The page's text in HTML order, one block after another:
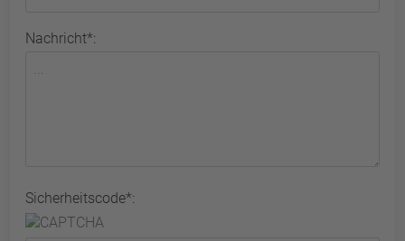
Nachricht*:
Sicherheitscode*: